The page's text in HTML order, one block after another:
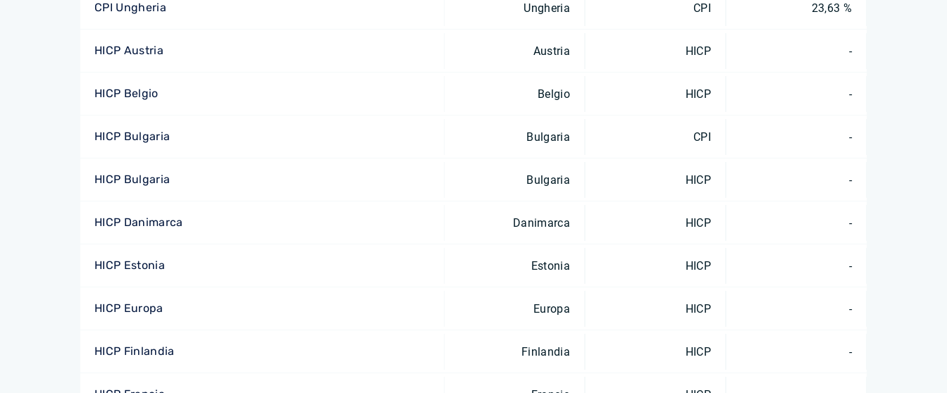
CPI Ungheria Ungheria CPI 23,63 %
HICP Austria Austria HICP -
HICP Belgio Belgio HICP -
HICP Bulgaria Bulgaria CPI -
HICP Bulgaria Bulgaria HICP -
HICP Danimarca Danimarca HICP -
HICP Estonia Estonia HICP -
HICP Europa Europa HICP -
HICP Finlandia Finlandia HICP -